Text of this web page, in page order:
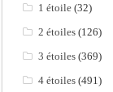
1 étoile (32)
2 étoiles (126)
3 étoiles (369)
4 étoiles (491)